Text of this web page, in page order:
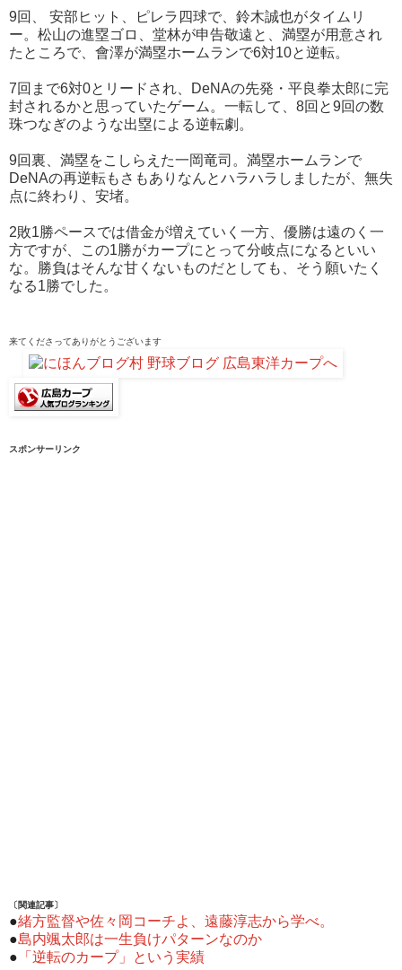
9回、 安部ヒット、ピレラ四球で、鈴木誠也がタイムリ
ー。松山の進塁ゴロ、堂林が申告敬遠と、満塁が用意され
たところで、會澤が満塁ホームランで6対10と逆転。
7回まで6対0とリードされ、DeNAの先発・平良拳太郎に完
封されるかと思っていたゲーム。一転して、8回と9回の数
珠つなぎのような出塁による逆転劇。
9回裏、満塁をこしらえた一岡竜司。満塁ホームランで
DeNAの再逆転もさもありなんとハラハラしましたが、無失
点に終わり、安堵。
2敗1勝ペースでは借金が増えていく一方、優勝は遠のく一
方ですが、この1勝がカープにとって分岐点になるといい
な。勝負はそんな甘くないものだとしても、そう願いたく
なる1勝でした。
来てくださってありがとうございます
スポンサーリンク
〔関連記事〕
●緒方監督や佐々岡コーチよ、遠藤淳志から学べ。
●島内颯太郎は一生負けパターンなのか
● 「逆転のカープ」という実績